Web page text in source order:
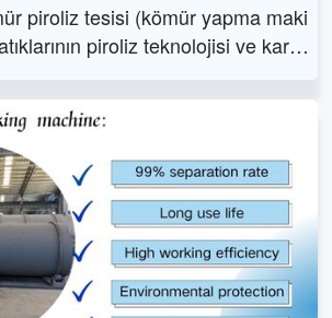
piroliz tesisi (kömür yapma maki
piroliz teknolojisi ve karbo
çevre dostu ve sürdürülebilir